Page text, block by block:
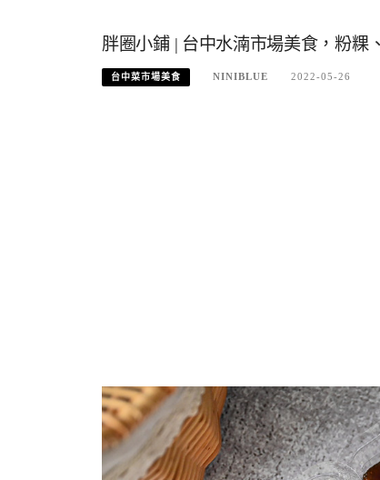
胖圈小鋪 | 台中水湳市場美食，粉粿
台中菜市場美食 NINIBLUE 2022-05-26